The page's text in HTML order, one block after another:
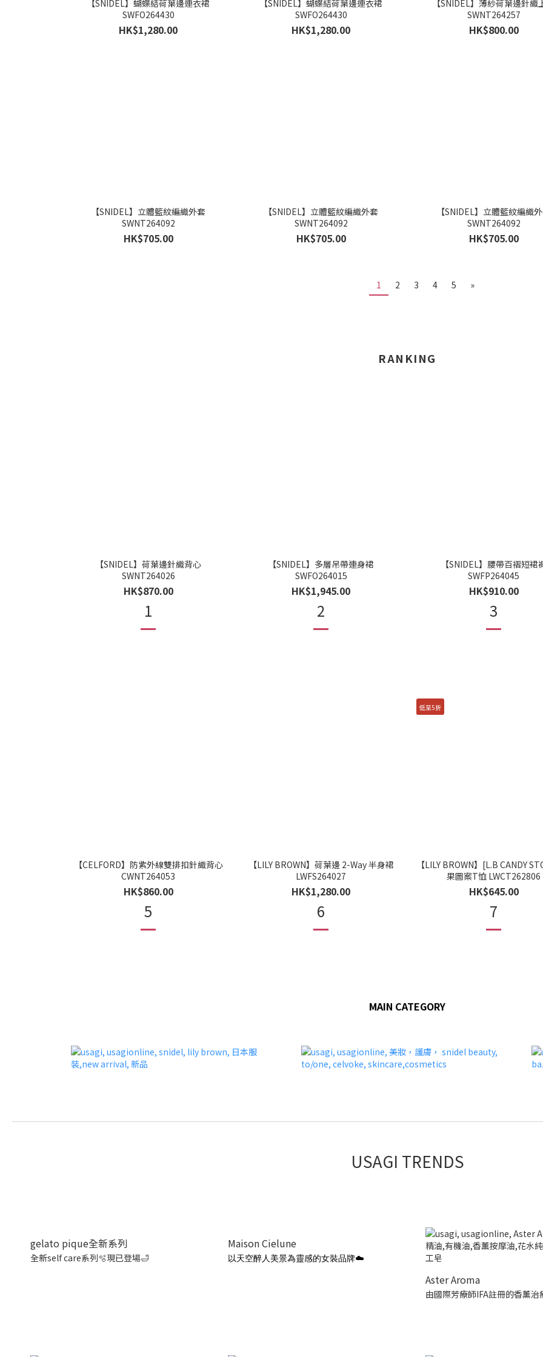
【SNIDEL】蝴蝶結荷葉邊連衣裙
SWFO264430
HK$1,280.00
【SNIDEL】蝴蝶結荷葉邊連衣裙
SWFO264430
HK$1,280.00
【SNIDEL】薄紗荷葉邊針織
SWNT264257
HK$800.00
【SNIDEL】立體籃紋編織外套
SWNT264092
HK$705.00
【SNIDEL】立體籃紋編織外套
SWNT264092
HK$705.00
【SNIDEL】立體籃紋編織
SWNT264092
HK$705.00
1 2 3 4 5 »
RANKING
【SNIDEL】荷葉邊針織背心
SWNT264026
HK$870.00
1
【SNIDEL】多層吊帶連身裙
SWFO264015
HK$1,945.00
2
【SNIDEL】腰帶百褶短裙
SWFP264045
HK$910.00
3
【CELFORD】防紫外線雙排扣針織背心
CWNT264053
HK$860.00
5
【LILY BROWN】荷葉邊 2-Way 半身裙
LWFS264027
HK$1,280.00
6
低至5折
【LILY BROWN】[L.B CANDY
果圖案T恤 LWCT262806
HK$645.00
7
MAIN CATEGORY
USAGI TRENDS
gelato pique全新系列
全新self care系列🫧現已登場🛁
Maison Cielune
以天空醉人美景為靈感的女裝品牌☁️
Aster Aroma
由國際芳療師IFA註冊的香薰治